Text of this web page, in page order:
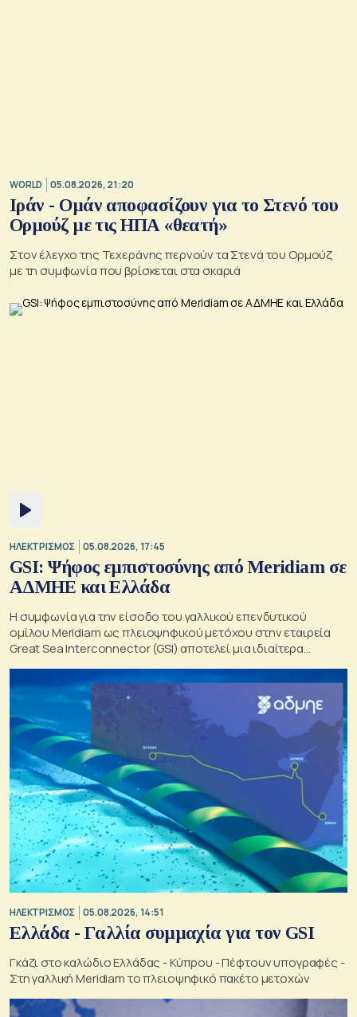
WORLD 05.08.2026, 21:20
Ιράν - Ομάν αποφασίζουν για το Στενό του
Ορμούζ με τις ΗΠΑ «θεατή»
Στον έλεγχο της Τεχεράνης περνούν τα Στενά του Ορμούζ
με τη συμφωνία που βρίσκεται στα σκαριά
ΗΛΕΚΤΡΙΣΜΟΣ 05.08.2026, 17:45
GSI: Ψήφος εμπιστοσύνης από Meridiam σε
ΑΔΜΗΕ και Ελλάδα
Η συμφωνία για την είσοδο του γαλλικού επενδυτικού
ομίλου Meridiam ως πλειοψηφικού μετόχου στην εταιρεία
Great Sea Interconnector (GSI) αποτελεί μια ιδιαίτερα
σημαντική εξέλιξη για την ηλεκτρική διασύνδεση Ελλάδας –
ΗΛΕΚΤΡΙΣΜΟΣ 05.08.2026, 14:51
Ελλάδα - Γαλλία συμμαχία για τον GSI
Γκάζι στο καλώδιο Ελλάδας - Κύπρου - Πέφτουν υπογραφές -
Στη γαλλική Meridiam το πλειοψηφικό πακέτο μετοχών